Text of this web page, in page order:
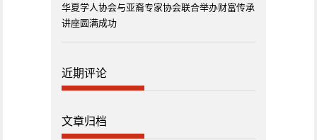
华夏学人协会与亚裔专家协会联合举办财富传承
讲座圆满成功
近期评论
文章归档